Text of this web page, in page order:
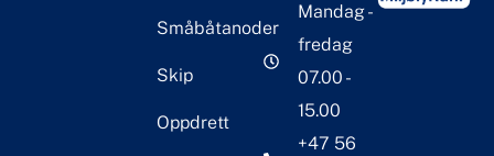
Småbåtanoder
Skip
Oppdrett
Mandag -
fredag
07.00 -
15.00
+47 56